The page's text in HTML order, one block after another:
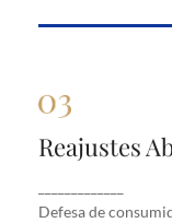
Reajustes
Defesa de
em
essenciais,